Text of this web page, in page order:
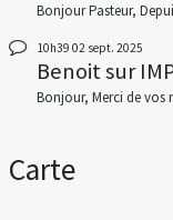
Bonjour Pasteur,
10h39 02 sept. 2025
Benoitsur
Bonjour, Merci de vos
Carte